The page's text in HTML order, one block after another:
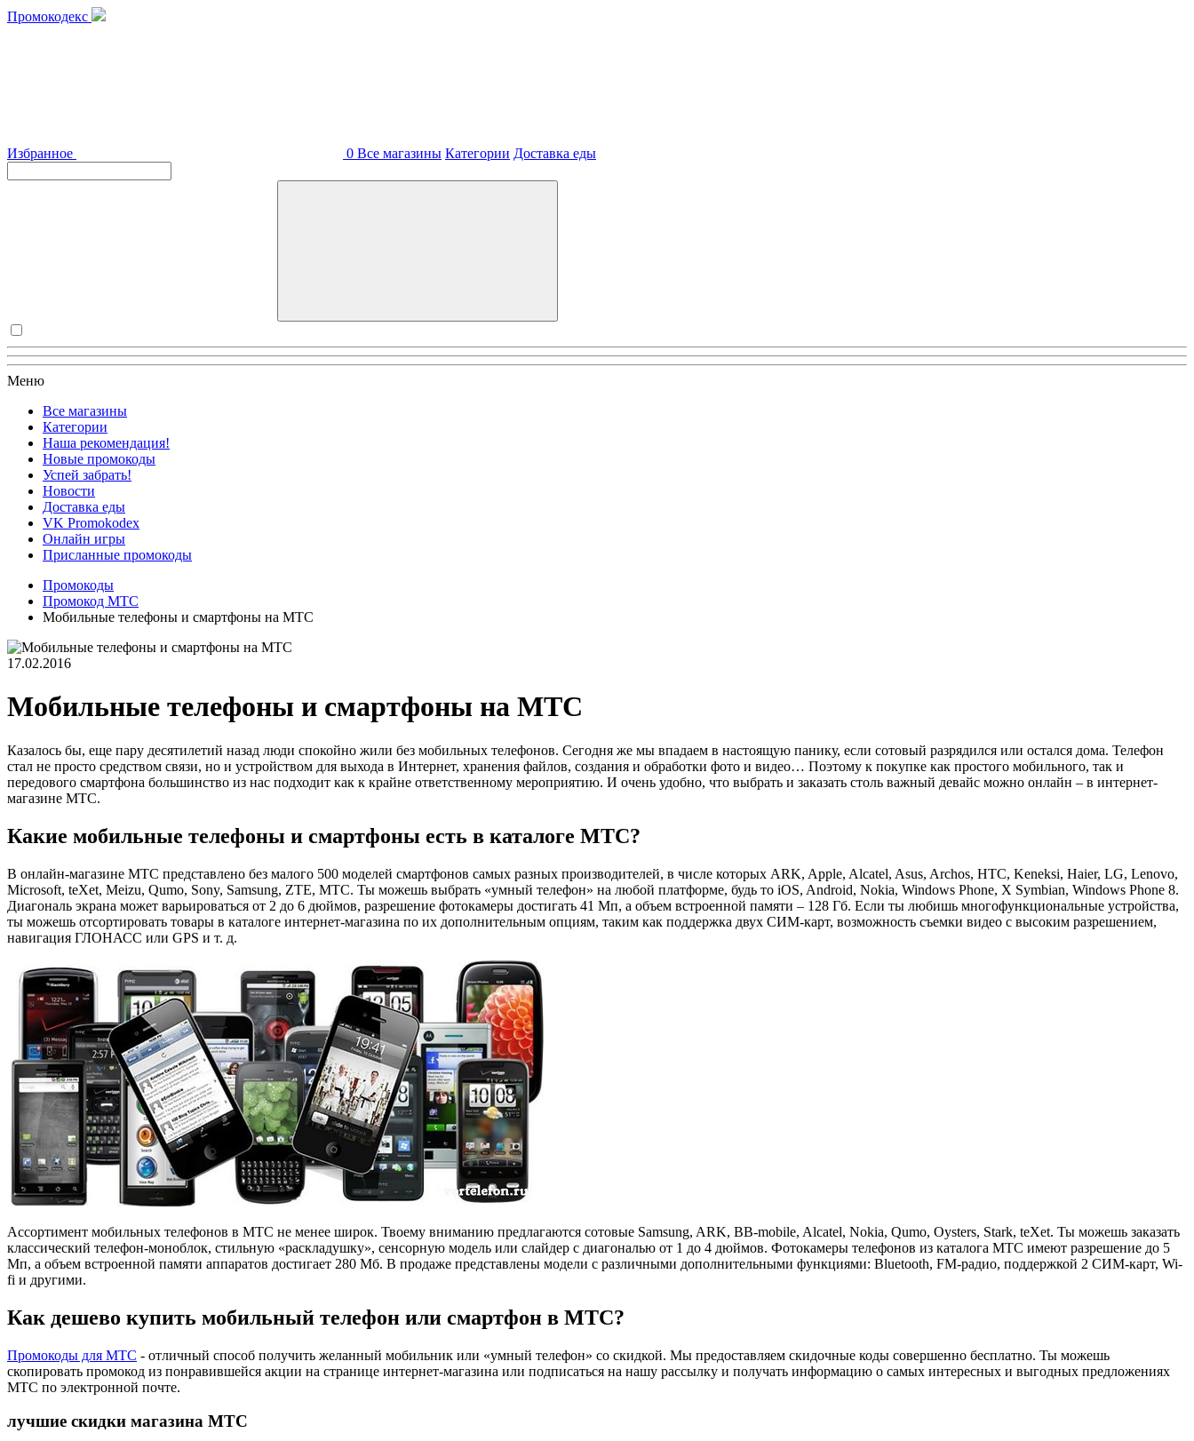
Промокодекс
Избранное 0 Все магазины Категории Доставка еды
Меню
Все магазины
Категории
Наша рекомендация!
Новые промокоды
Успей забрать!
Новости
Доставка еды
VK Promokodex
Онлайн игры
Присланные промокоды
Промокоды
Промокод МТС
Мобильные телефоны и смартфоны на МТС
17.02.2016
Мобильные телефоны и смартфоны на МТС
Казалось бы, еще пару десятилетий назад люди спокойно жили без мобильных телефонов. Сегодня же мы впадаем в настоящую панику, если сотовый разрядился или остался дома. Телефон
стал не просто средством связи, но и устройством для выхода в Интернет, хранения файлов, создания и обработки фото и видео… Поэтому к покупке как простого мобильного, так и
передового смартфона большинство из нас подходит как к крайне ответственному мероприятию. И очень удобно, что выбрать и заказать столь важный девайс можно онлайн – в интернет-
магазине МТС.
Какие мобильные телефоны и смартфоны есть в каталоге МТС?
В онлайн-магазине МТС представлено без малого 500 моделей смартфонов самых разных производителей, в числе которых ARK, Apple, Alcatel, Asus, Archos, HTC, Keneksi, Haier, LG, Lenovo,
Microsoft, teXet, Meizu, Qumo, Sony, Samsung, ZTE, МТС. Ты можешь выбрать «умный телефон» на любой платформе, будь то iOS, Android, Nokia, Windows Phone, X Symbian, Windows Phone 8.
Диагональ экрана может варьироваться от 2 до 6 дюймов, разрешение фотокамеры достигать 41 Мп, а объем встроенной памяти – 128 Гб. Если ты любишь многофункциональные устройства,
ты можешь отсортировать товары в каталоге интернет-магазина по их дополнительным опциям, таким как поддержка двух СИМ-карт, возможность съемки видео с высоким разрешением,
навигация ГЛОНАСС или GPS и т. д.
Ассортимент мобильных телефонов в МТС не менее широк. Твоему вниманию предлагаются сотовые Samsung, ARK, BB-mobile, Alcatel, Nokia, Qumo, Oysters, Stark, teXet. Ты можешь заказать
классический телефон-моноблок, стильную «раскладушку», сенсорную модель или слайдер с диагональю от 1 до 4 дюймов. Фотокамеры телефонов из каталога МТС имеют разрешение до 5
Мп, а объем встроенной памяти аппаратов достигает 280 Мб. В продаже представлены модели с различными дополнительными функциями: Bluetooth, FM-радио, поддержкой 2 СИМ-карт, Wi-
fi и другими.
Как дешево купить мобильный телефон или смартфон в МТС?
Промокоды для МТС - отличный способ получить желанный мобильник или «умный телефон» со скидкой. Мы предоставляем скидочные коды совершенно бесплатно. Ты можешь
скопировать промокод из понравившейся акции на странице интернет-магазина или подписаться на нашу рассылку и получать информацию о самых интересных и выгодных предложениях
МТС по электронной почте.
лучшие скидки магазина МТС